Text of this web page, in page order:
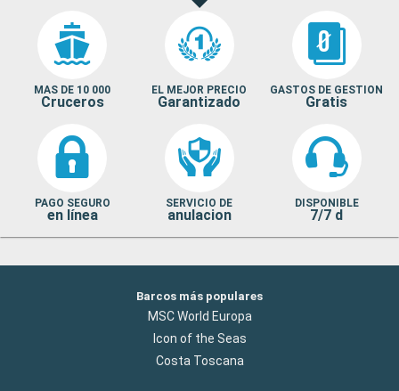
MAS DE 10 000
Cruceros
EL MEJOR PRECIO
Garantizado
GASTOS DE GESTION
Gratis
PAGO SEGURO
en línea
SERVICIO DE
anulacion
DISPONIBLE
7/7 d
Barcos más populares
MSC World Europa
Icon of the Seas
Costa Toscana